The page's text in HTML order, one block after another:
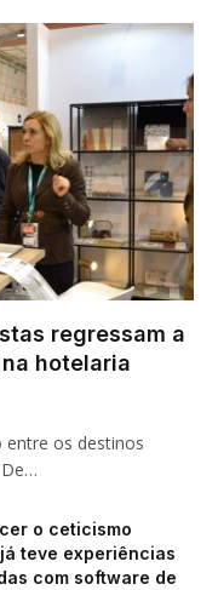
regressam a
hotelaria
entre os destinos
o ceticismo
teve experiências
com software de